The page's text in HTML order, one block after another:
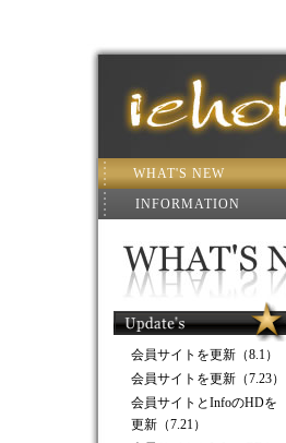
WHAT'S NEW
INFORMATION
会員サイトを更新（8.1）
会員サイトを更新（7.23）
会員サイトとInfoのHDを
更新（7.21）